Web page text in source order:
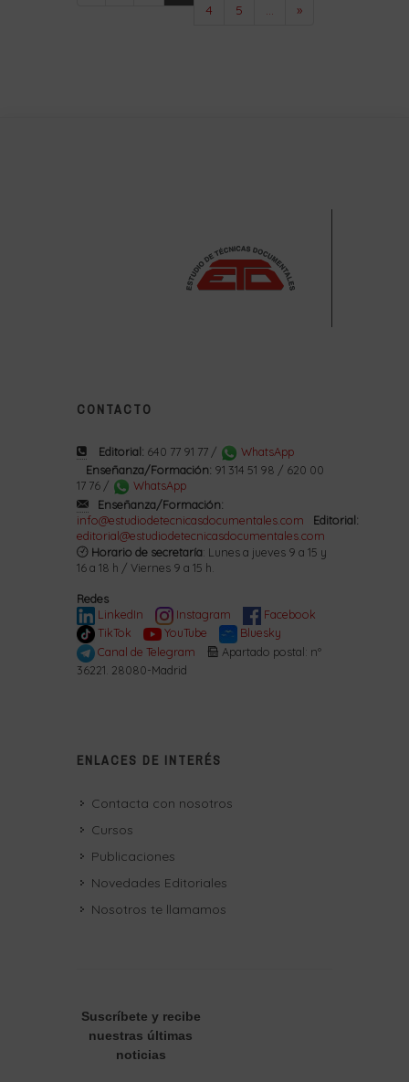
4
5 ... »
CONTACTO
Editorial: 640 77 91 77 /
WhatsApp
Enseñanza/Formación: 91 314 51 98 / 620 00
17 76 /
WhatsApp
Enseñanza/Formación:
info@estudiodetecnicasdocumentales.com
Editorial:
editorial@estudiodetecnicasdocumentales.com
Horario de secretaría: Lunes a jueves 9 a 15 y
16 a 18 h / Viernes 9 a 15 h.
Redes
LinkedIn
Instagram
Facebook
TikTok
YouTube
Bluesky
Canal de Telegram
Apartado postal: nº
36221. 28080-Madrid
ENLACES DE INTERÉS
Contacta con nosotros
Cursos
Publicaciones
Novedades Editoriales
Nosotros te llamamos
Suscríbete y recibe
nuestras últimas
noticias